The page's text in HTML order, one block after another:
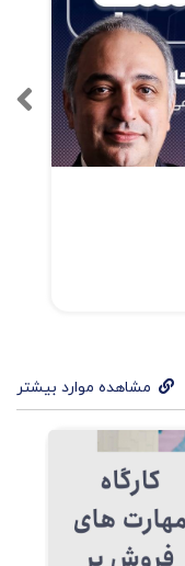
مشاهده موارد بیشتر